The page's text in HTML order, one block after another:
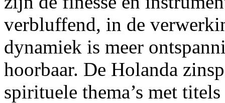
verbluffend, in de
dynamiek is meer
hoorbaar. De Holanda
spirituele thema’s met